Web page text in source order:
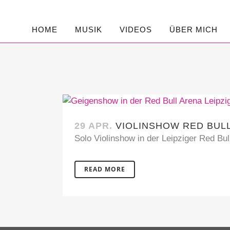
HOME MUSIK VIDEOS ÜBER MICH
29 APR. VIOLINSHOW RED
Solo Violinshow in der Leipziger Red
READ MORE